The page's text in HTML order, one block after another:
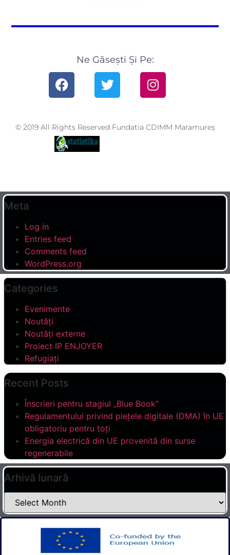
Ne Găsești Și Pe:
© 2019 All Rights Reserved Fundatia CDIMM Maramureș
Meta
Log in
Entries feed
Comments feed
WordPress.org
Categories
Evenimente
Noutăți
Noutăți externe
Proiect IP ENJOYER
Refugiați
Recent Posts
Înscrieri pentru stagiul „Blue Book”
Regulamentului privind piețele digitale (DMA) în UE
obligatoriu pentru toți
Energia electrică din UE provenită din surse
regenerabile
Arhivă lunară